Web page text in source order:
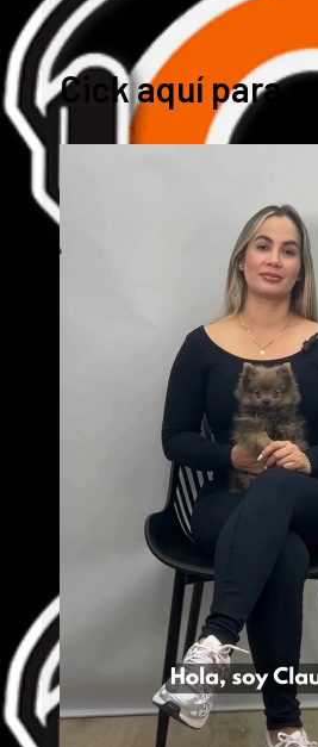
Cick aquí para